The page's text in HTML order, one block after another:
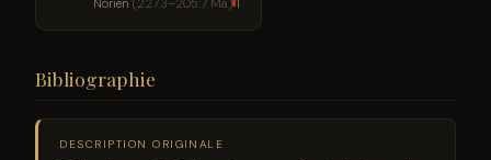
Bibliographie
DESCRIPTION ORIGINALE